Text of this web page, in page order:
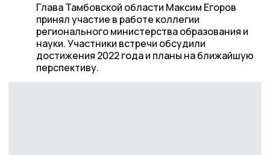
Глава Тамбовской области Максим Егоров
принял участие в работе коллегии
регионального министерства образования и
науки. Участники встречи обсудили
достижения 2022 года и планы на ближайшую
перспективу.